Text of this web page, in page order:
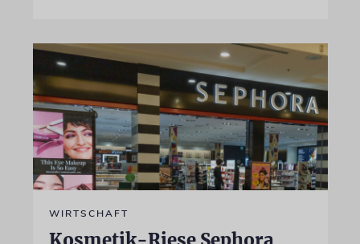
WIRTSCHAFT